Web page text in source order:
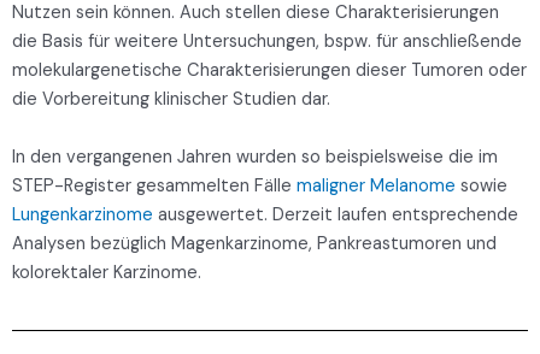
Nutzen sein können. Auch stellen diese Charakterisierungen
die Basis für weitere Untersuchungen, bspw. für anschließende
molekulargenetische Charakterisierungen dieser Tumoren oder
die Vorbereitung klinischer Studien dar.
In den vergangenen Jahren wurden so beispielsweise die im
STEP-Register gesammelten Fälle maligner Melanome sowie
Lungenkarzinome ausgewertet. Derzeit laufen entsprechende
Analysen bezüglich Magenkarzinome, Pankreastumoren und
kolorektaler Karzinome.